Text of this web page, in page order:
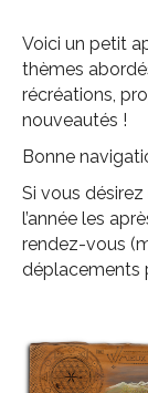
Voici un petit
thèmes
récréations,
nouveautés !
Bonne
Si vous
l’année les
rendez-vous
déplacements